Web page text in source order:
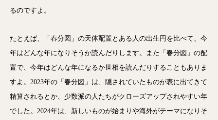
るのですよ。
たとえば、「春分図」の天体配置とある人の出生円を比べて、今
年はどんな年になりそうか読んだりします。また「春分図」の配
置で、今年はどんな年になるか世相を読んだりすることもありま
すよ。2023年の「春分図」は、隠されていたものが表に出てきて
精算されるとか、少数派の人たちがクローズアップされやすい年
でした。2024年は、新しいものが始まりや海外がテーマになりそ